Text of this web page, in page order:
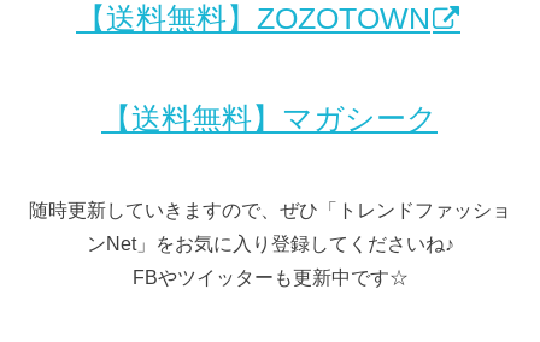
【送料無料】ZOZOTOWN
【送料無料】マガシーク
随時更新していきますので、ぜひ「トレンドファッショ
ンNet」をお気に入り登録してくださいね♪
FBやツイッターも更新中です☆